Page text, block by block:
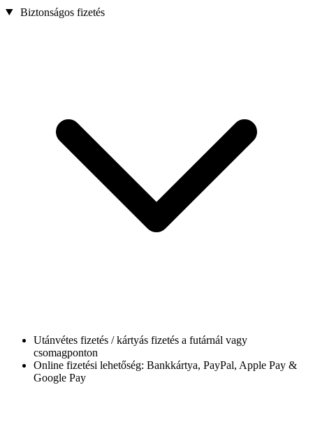
Biztonságos fizetés
Utánvétes fizetés / kártyás fizetés a futárnál vagy
csomagponton
Online fizetési lehetőség: Bankkártya, PayPal, Apple Pay &
Google Pay